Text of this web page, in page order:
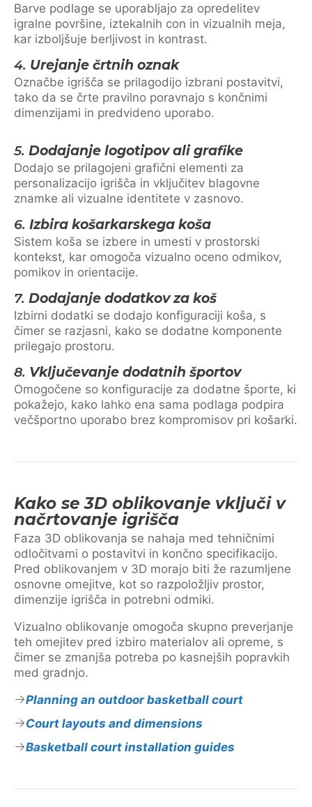
Barve podlage se uporabljajo za opredelitev
igralne površine, iztekalnih con in vizualnih meja,
kar izboljšuje berljivost in kontrast.
4. Urejanje črtnih oznak
Označbe igrišča se prilagodijo izbrani postavitvi,
tako da se črte pravilno poravnajo s končnimi
dimenzijami in predvideno uporabo.
5. Dodajanje logotipov ali grafike
Dodajo se prilagojeni grafični elementi za
personalizacijo igrišča in vključitev blagovne
znamke ali vizualne identitete v zasnovo.
6. Izbira košarkarskega koša
Sistem koša se izbere in umesti v prostorski
kontekst, kar omogoča vizualno oceno odmikov,
pomikov in orientacije.
7. Dodajanje dodatkov za koš
Izbirni dodatki se dodajo konfiguraciji koša, s
čimer se razjasni, kako se dodatne komponente
prilegajo prostoru.
8. Vključevanje dodatnih športov
Omogočene so konfiguracije za dodatne športe, ki
pokažejo, kako lahko ena sama podlaga podpira
večšportno uporabo brez kompromisov pri košarki.
Kako se 3D oblikovanje vključi v
načrtovanje igrišča
Faza 3D oblikovanja se nahaja med tehničnimi
odločitvami o postavitvi in končno specifikacijo.
Pred oblikovanjem v 3D morajo biti že razumljene
osnovne omejitve, kot so razpoložljiv prostor,
dimenzije igrišča in potrebni odmiki.
Vizualno oblikovanje omogoča skupno preverjanje
teh omejitev pred izbiro materialov ali opreme, s
čimer se zmanjša potreba po kasnejših popravkih
med gradnjo.
Planning an outdoor basketball court
Court layouts and dimensions
Basketball court installation guides